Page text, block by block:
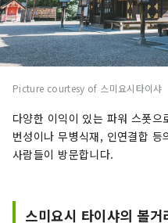
Picture courtesy of 스미요시타이샤
다양한 이익이 있는 파워 스폿
번성이나 무병식재, 인연결합
사람들이 방문합니다.
스미요시 타이샤의 볼